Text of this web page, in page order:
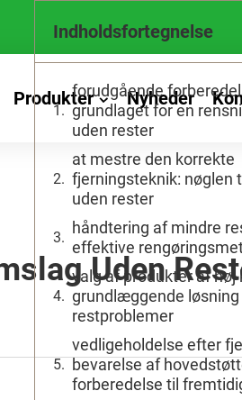
Produkter Nyheder
Uden
Indholdsfortegnelse
forudgående
grundlaget for en
uden rester
at mestre den korrekte
fjerningsteknik: nøglen
uden rester
håndtering af mindre
effektive
valg af produkter af høj
grundlæggende løsning
restproblemer
vedligeholdelse efter
bevarelse af
forberedelse til